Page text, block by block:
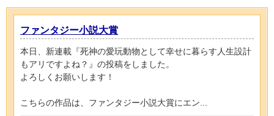
ファンタジー小説大賞
本日、新連載『死神の愛玩動物として幸せに暮らす人生設計
もアリですよね？』の投稿をしました。
よろしくお願いします！
こちらの作品は、ファンタジー小説大賞にエン...